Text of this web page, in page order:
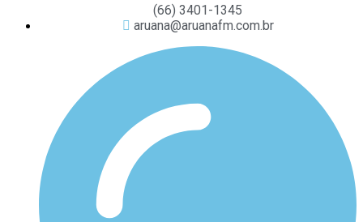
(66) 3401-1345
aruana@aruanafm.com.br